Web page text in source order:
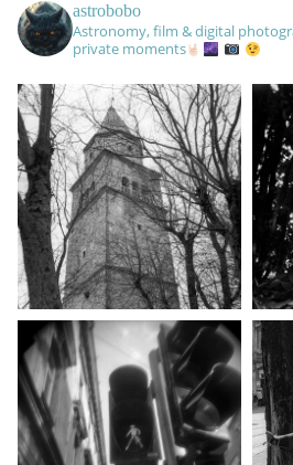
astrobobo
Astronomy, film & digital
private moments